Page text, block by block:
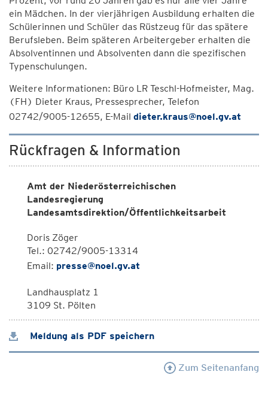
ein Mädchen. In der vierjährigen Ausbildung erhalten die
Schülerinnen und Schüler das Rüstzeug für das spätere
Berufsleben. Beim späteren Arbeitergeber erhalten die
Absolventinnen und Absolventen dann die spezifischen
Typenschulungen.
Weitere Informationen: Büro LR Teschl-Hofmeister, Mag.
(FH) Dieter Kraus, Pressesprecher, Telefon
02742/9005-12655, E-Mail dieter.kraus@noel.gv.at
Rückfragen & Information
Amt der Niederösterreichischen
Landesregierung
Landesamtsdirektion/Öffentlichkeitsarbeit
Doris Zöger
Tel.: 02742/9005-13314
Email: presse@noel.gv.at
Landhausplatz 1
3109 St. Pölten
Meldung als PDF speichern
Zum Seitenanfang